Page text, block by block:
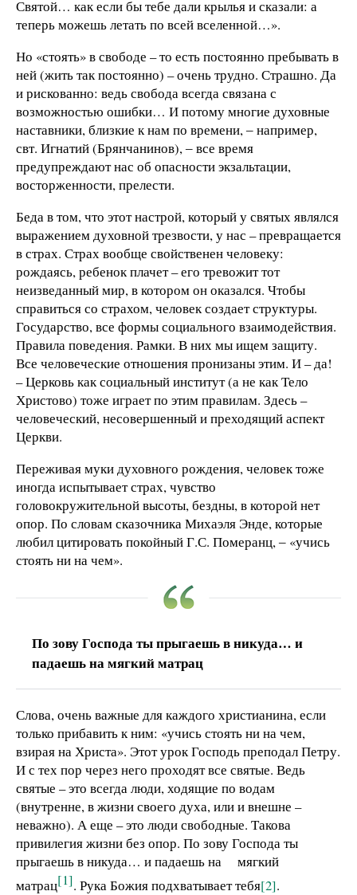
Святой… как если бы тебе дали крылья и сказали: а
теперь можешь летать по всей вселенной…».
Но «стоять» в свободе – то есть постоянно пребывать в
ней (жить так постоянно) – очень трудно. Страшно. Да
и рискованно: ведь свобода всегда связана с
возможностью ошибки… И потому многие духовные
наставники, близкие к нам по времени, ‒ например,
свт. Игнатий (Брянчанинов), ‒ все время
предупреждают нас об опасности экзальтации,
восторженности, прелести.
Беда в том, что этот настрой, который у святых являлся
выражением духовной трезвости, у нас – превращается
в страх. Страх вообще свойственен человеку:
рождаясь, ребенок плачет – его тревожит тот
неизведанный мир, в котором он оказался. Чтобы
справиться со страхом, человек создает структуры.
Государство, все формы социального взаимодействия.
Правила поведения. Рамки. В них мы ищем защиту.
Все человеческие отношения пронизаны этим. И – да!
– Церковь как социальный институт (а не как Тело
Христово) тоже играет по этим правилам. Здесь –
человеческий, несовершенный и преходящий аспект
Церкви.
Переживая муки духовного рождения, человек тоже
иногда испытывает страх, чувство
головокружительной высоты, бездны, в которой нет
опор. По словам сказочника Михаэля Энде, которые
любил цитировать покойный Г.С. Померанц, ‒ «учись
стоять ни на чем».
По зову Господа ты прыгаешь в никуда… и
падаешь на мягкий матрац
Слова, очень важные для каждого христианина, если
только прибавить к ним: «учись стоять ни на чем,
взирая на Христа». Этот урок Господь преподал Петру.
И с тех пор через него проходят все святые. Ведь
святые – это всегда люди, ходящие по водам
(внутренне, в жизни своего духа, или и внешне –
неважно). А еще – это люди свободные. Такова
привилегия жизни без опор. По зову Господа ты
прыгаешь в никуда… и падаешь на мягкий
матрац[1]. Рука Божия подхватывает тебя[2].